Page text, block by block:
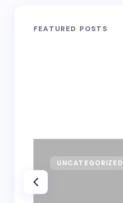
FEATURED POSTS
UNCATEGORIZED